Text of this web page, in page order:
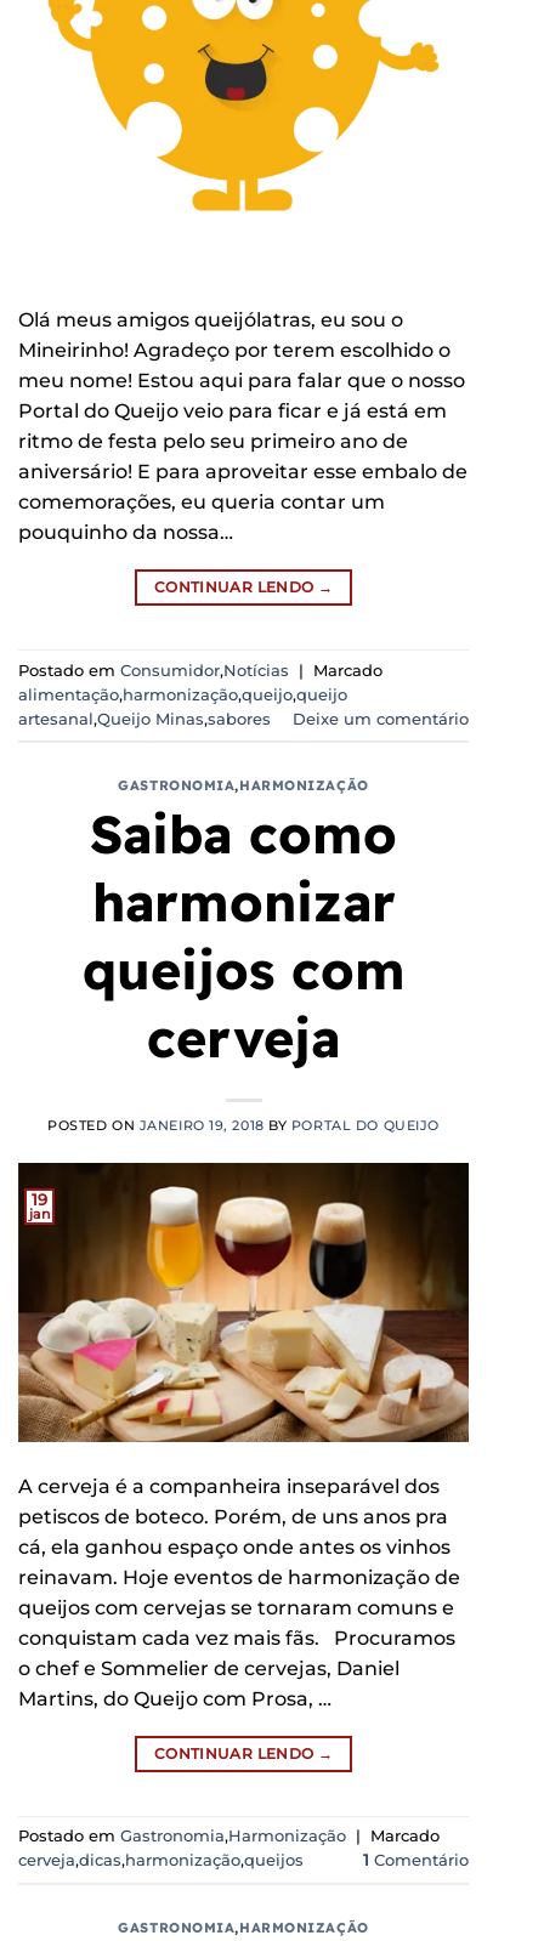
Olá meus amigos queijólatras, eu sou o
Mineirinho! Agradeço por terem escolhido o
meu nome! Estou aqui para falar que o nosso
Portal do Queijo veio para ficar e já está em
ritmo de festa pelo seu primeiro ano de
aniversário! E para aproveitar esse embalo de
comemorações, eu queria contar um
pouquinho da nossa…
CONTINUAR LENDO →
Postado em Consumidor,Notícias |
Marcado
alimentação,harmonização,queijo,queijo
artesanal,Queijo Minas,sabores Deixe um comentário
GASTRONOMIA,HARMONIZAÇÃO
Saiba como
harmonizar
queijos com
cerveja
POSTED ON JANEIRO 19, 2018 BY PORTAL DO QUEIJO
19
jan
A cerveja é a companheira inseparável dos
petiscos de boteco. Porém, de uns anos pra
cá, ela ganhou espaço onde antes os vinhos
reinavam. Hoje eventos de harmonização de
queijos com cervejas se tornaram comuns e
conquistam cada vez mais fãs. Procuramos
o chef e Sommelier de cervejas, Daniel
Martins, do Queijo com Prosa, …
CONTINUAR LENDO →
Postado em Gastronomia,Harmonização |
Marcado
cerveja,dicas,harmonização,queijos 1 Comentário
GASTRONOMIA, HARMONIZAÇÃO